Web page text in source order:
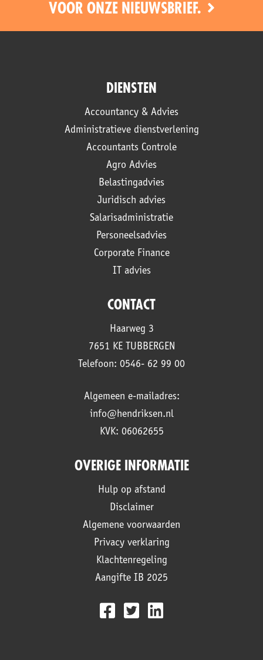
VOOR ONZE NIEUWSBRIEF.
DIENSTEN
Accountancy & Advies
Administratieve dienstverlening
Accountants Controle
Agro Advies
Belastingadvies
Juridisch advies
Salarisadministratie
Personeelsadvies
Corporate Finance
IT advies
CONTACT
Haarweg 3
7651 KE TUBBERGEN
Telefoon: 0546- 62 99 00
Algemeen e-mailadres:
info@hendriksen.nl
KVK: 06062655
OVERIGE INFORMATIE
Hulp op afstand
Disclaimer
Algemene voorwaarden
Privacy verklaring
Klachtenregeling
Aangifte IB 2025